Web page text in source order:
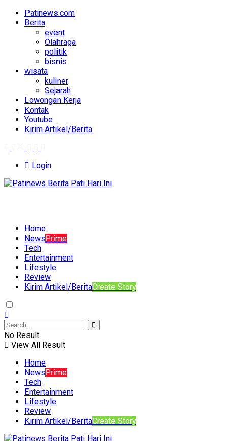
Patinews.com
Berita
event
Olahraga
politik
bisnis
wisata
kuliner
Sejarah
Lowongan Kerja
Kontak
Youtube
Kirim Artikel/Berita
Login
Home
NewsPrime
Tech
Entertainment
Lifestyle
Review
Kirim Artikel/BeritaCreate Story
No Result
View All Result
Home
NewsPrime
Tech
Entertainment
Lifestyle
Review
Kirim Artikel/BeritaCreate Story